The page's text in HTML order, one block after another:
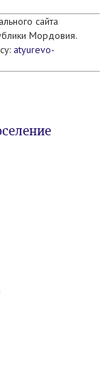
сайта
Мордовия.
atyurevo-